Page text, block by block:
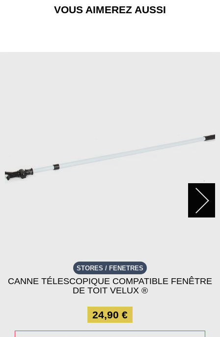
VOUS AIMEREZ AUSSI
STORES / FENETRES
CANNE TÉLESCOPIQUE COMPATIBLE FENÊTRE
DE TOIT VELUX ®
24,90 €